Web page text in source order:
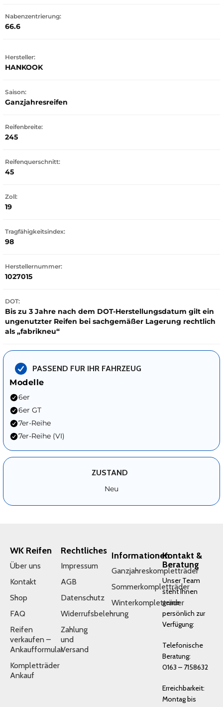
Nabenzentrierung:
66.6
Hersteller:
HANKOOK
Saison:
Ganzjahresreifen
Reifenbreite:
245
Reifenquerschnitt:
45
Zoll:
19
Tragfähigkeitsindex:
98
Herstellernummer:
1027015
DOT:
Bis zu 3 Jahre nach dem DOT-Herstellungsdatum gilt ein
ungenutzter Reifen bei sachgemäßer Lagerung rechtlich
als „fabrikneu“
PASSEND FUR IHR FAHRZEUG
Modelle
6er
6er GT
7er-Reihe
7er-Reihe (VI)
ZUSTAND
Neu
WK Reifen
Über uns
Kontakt
Shop
FAQ
Reifen
verkaufen –
Ankaufformular
Kompletträder
Ankauf
Rechtliches
Impressum
AGB
Datenschutz
Widerrufsbelehrung
Zahlung
und
Versand
Informationen
Ganzjahreskompletträder
Sommerkompletträder
Winterkompletträder
Kontakt &
Beratung
Unser Team
steht Ihnen
gerne
persönlich zur
Verfügung:
Telefonische
Beratung:
0163 – 7158632
Erreichbarkeit:
Montag bis